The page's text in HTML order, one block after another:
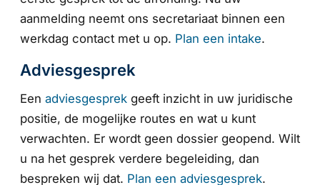
aanmelding neemt ons secretariaat binnen een
werkdag contact met u op. Plan een intake.
Adviesgesprek
Een adviesgesprekgeeft inzicht in uw juridische
positie, de mogelijke routes en wat u kunt
verwachten. Er wordt geen dossier geopend. Wilt
u na het gesprek verdere begeleiding, dan
bespreken wij dat. Plan een adviesgesprek.